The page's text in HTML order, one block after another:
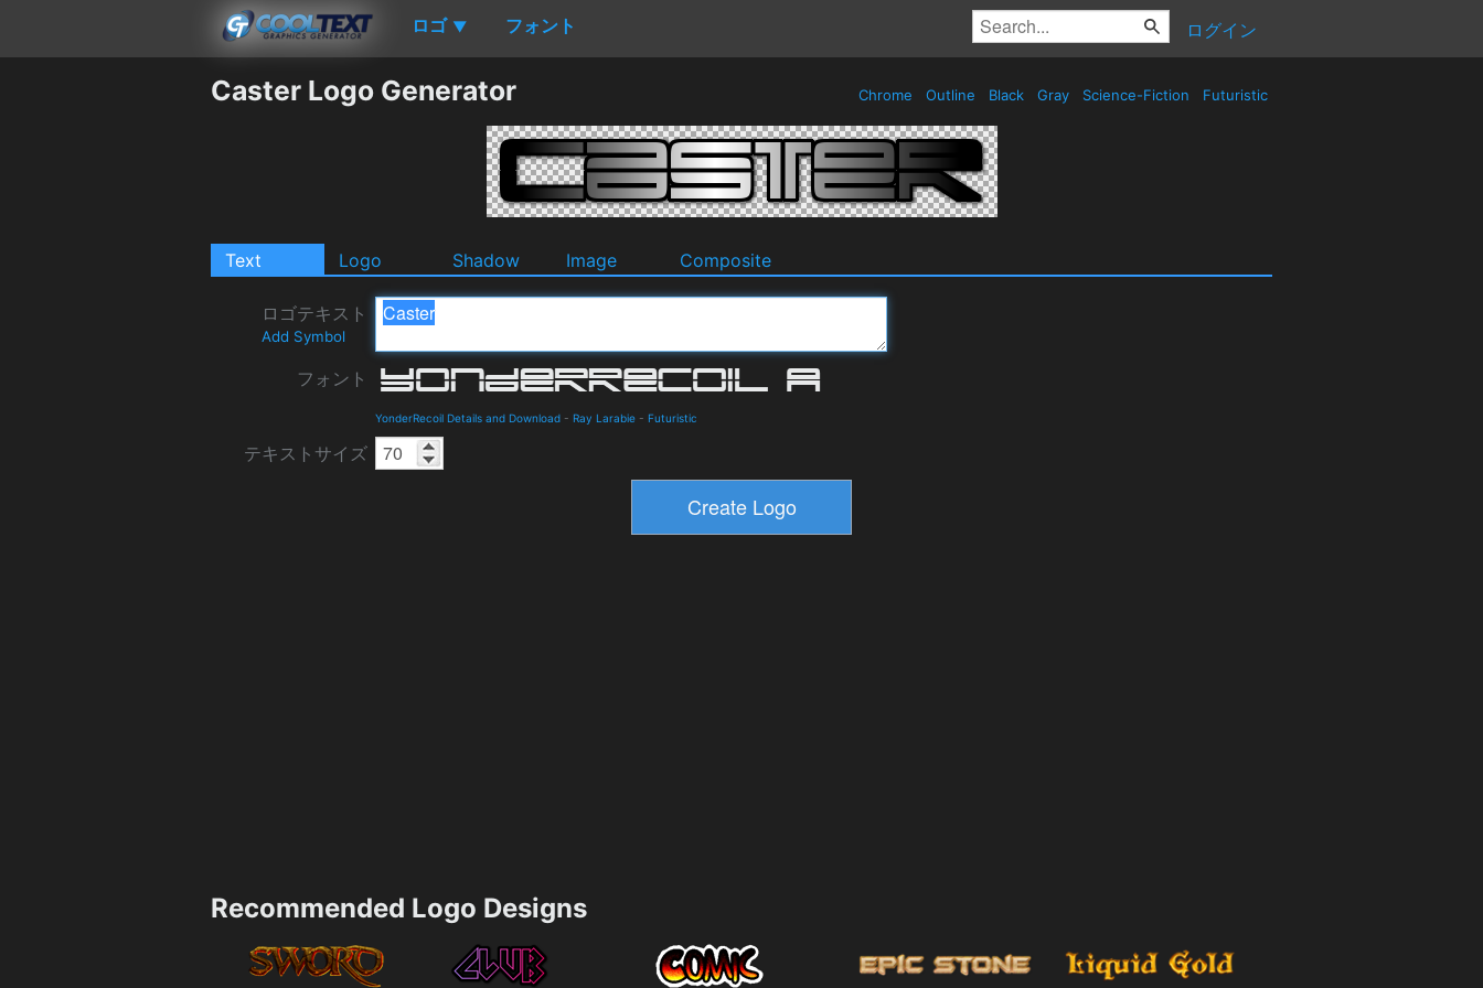
ロゴ ▼ フォント ログイン
Caster Logo Generator Chrome Outline Black Gray Science-Fiction Futuristic
Text Logo Shadow Image Composite
ロゴテキスト
Add Symbol
フォント
YonderRecoil Details and Download - Ray Larabie - Futuristic
テキストサイズ
Recommended Logo Designs